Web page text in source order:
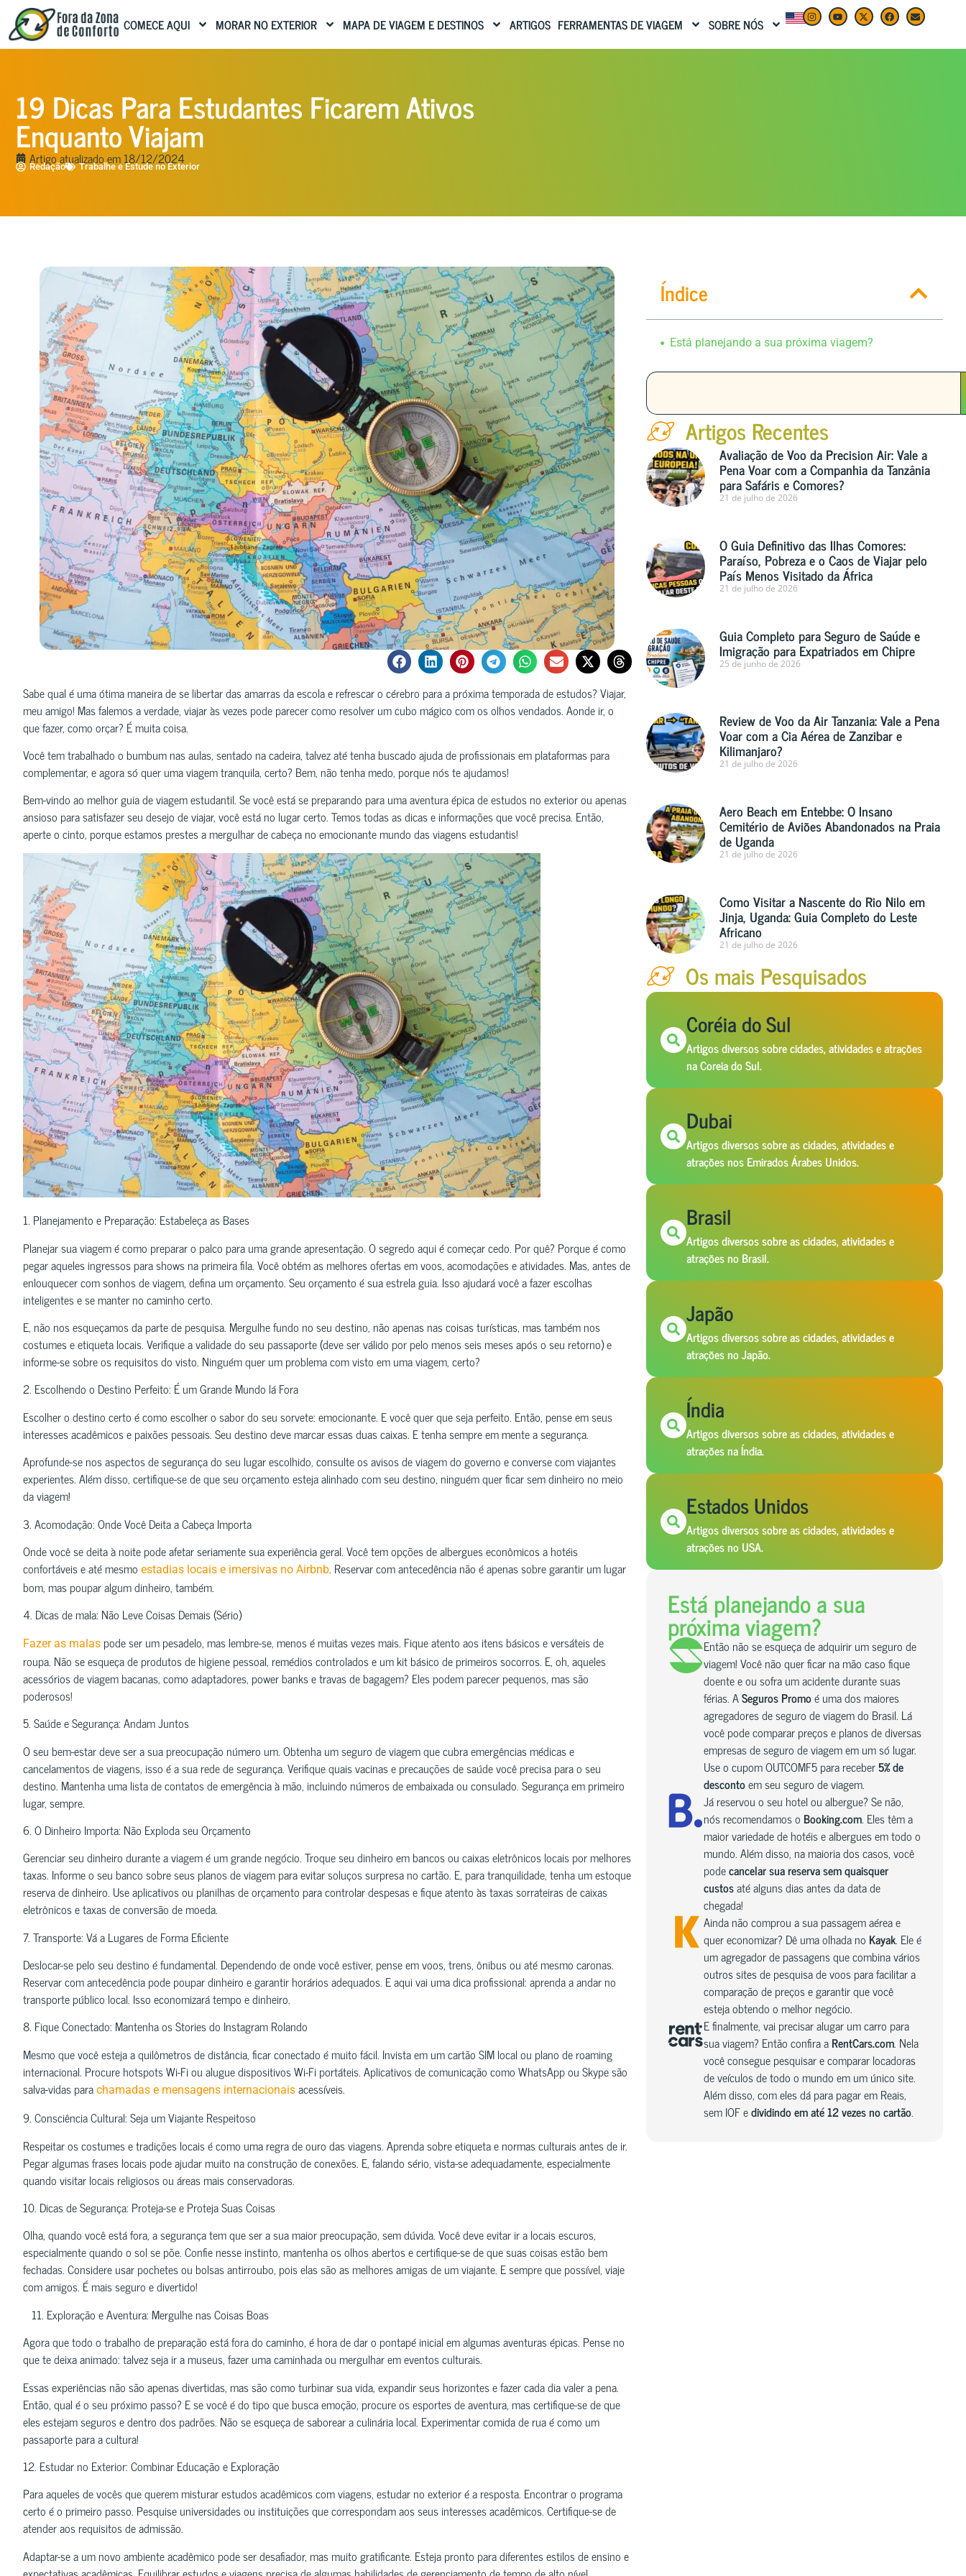
COMECE AQUI MORAR NO EXTERIOR MAPA DE VIAGEM E DESTINOS ARTIGOS FERRAMENTAS DE VIAGEM SOBRE NÓS
19 Dicas Para Estudantes Ficarem Ativos
Enquanto Viajam
Artigo atualizado em18/12/2024
Redação Trabalhe e Estude no Exterior
Sabe qual é uma ótima maneira de se libertar das amarras da escola e refrescar o cérebro para a próxima temporada de estudos? Viajar,
meu amigo! Mas falemos a verdade, viajar às vezes pode parecer como resolver um cubo mágico com os olhos vendados. Aonde ir, o
que fazer, como orçar? É muita coisa.
Você tem trabalhado o bumbum nas aulas, sentado na cadeira, talvez até tenha buscado ajuda de profissionais em plataformas para
complementar, e agora só quer uma viagem tranquila, certo? Bem, não tenha medo, porque nós te ajudamos!
Bem-vindo ao melhor guia de viagem estudantil. Se você está se preparando para uma aventura épica de estudos no exterior ou apenas
ansioso para satisfazer seu desejo de viajar, você está no lugar certo. Temos todas as dicas e informações que você precisa. Então,
aperte o cinto, porque estamos prestes a mergulhar de cabeça no emocionante mundo das viagens estudantis!
1. Planejamento e Preparação: Estabeleça as Bases
Planejar sua viagem é como preparar o palco para uma grande apresentação. O segredo aqui é começar cedo. Por quê? Porque é como
pegar aqueles ingressos para shows na primeira fila. Você obtém as melhores ofertas em voos, acomodações e atividades. Mas, antes de
enlouquecer com sonhos de viagem, defina um orçamento. Seu orçamento é sua estrela guia. Isso ajudará você a fazer escolhas
inteligentes e se manter no caminho certo.
E, não nos esqueçamos da parte de pesquisa. Mergulhe fundo no seu destino, não apenas nas coisas turísticas, mas também nos
costumes e etiqueta locais. Verifique a validade do seu passaporte (deve ser válido por pelo menos seis meses após o seu retorno) e
informe-se sobre os requisitos do visto. Ninguém quer um problema com visto em uma viagem, certo?
2. Escolhendo o Destino Perfeito: É um Grande Mundo lá Fora
Escolher o destino certo é como escolher o sabor do seu sorvete: emocionante. E você quer que seja perfeito. Então, pense em seus
interesses acadêmicos e paixões pessoais. Seu destino deve marcar essas duas caixas. E tenha sempre em mente a segurança.
Aprofunde-se nos aspectos de segurança do seu lugar escolhido, consulte os avisos de viagem do governo e converse com viajantes
experientes. Além disso, certifique-se de que seu orçamento esteja alinhado com seu destino, ninguém quer ficar sem dinheiro no meio
da viagem!
3. Acomodação: Onde Você Deita a Cabeça Importa
Onde você se deita à noite pode afetar seriamente sua experiência geral. Você tem opções de albergues econômicos a hotéis
confortáveis e até mesmo estadias locais e imersivas no Airbnb. Reservar com antecedência não é apenas sobre garantir um lugar
bom, mas poupar algum dinheiro, também.
4. Dicas de mala: Não Leve Coisas Demais (Sério)
Fazer as malas pode ser um pesadelo, mas lembre-se, menos é muitas vezes mais. Fique atento aos itens básicos e versáteis de
roupa. Não se esqueça de produtos de higiene pessoal, remédios controlados e um kit básico de primeiros socorros. E, oh, aqueles
acessórios de viagem bacanas, como adaptadores, power banks e travas de bagagem? Eles podem parecer pequenos, mas são
poderosos!
5. Saúde e Segurança: Andam Juntos
O seu bem-estar deve ser a sua preocupação número um. Obtenha um seguro de viagem que cubra emergências médicas e
cancelamentos de viagens, isso é a sua rede de segurança. Verifique quais vacinas e precauções de saúde você precisa para o seu
destino. Mantenha uma lista de contatos de emergência à mão, incluindo números de embaixada ou consulado. Segurança em primeiro
lugar, sempre.
6. O Dinheiro Importa: Não Exploda seu Orçamento
Gerenciar seu dinheiro durante a viagem é um grande negócio. Troque seu dinheiro em bancos ou caixas eletrônicos locais por melhores
taxas. Informe o seu banco sobre seus planos de viagem para evitar soluços surpresa no cartão. E, para tranquilidade, tenha um estoque
reserva de dinheiro. Use aplicativos ou planilhas de orçamento para controlar despesas e fique atento às taxas sorrateiras de caixas
eletrônicos e taxas de conversão de moeda.
7. Transporte: Vá a Lugares de Forma Eficiente
Deslocar-se pelo seu destino é fundamental. Dependendo de onde você estiver, pense em voos, trens, ônibus ou até mesmo caronas.
Reservar com antecedência pode poupar dinheiro e garantir horários adequados. E aqui vai uma dica profissional: aprenda a andar no
transporte público local. Isso economizará tempo e dinheiro.
8. Fique Conectado: Mantenha os Stories do Instagram Rolando
Mesmo que você esteja a quilômetros de distância, ficar conectado é muito fácil. Invista em um cartão SIM local ou plano de roaming
internacional. Procure hotspots Wi-Fi ou alugue dispositivos Wi-Fi portáteis. Aplicativos de comunicação como WhatsApp ou Skype são
salva-vidas para chamadas e mensagens internacionais acessíveis.
9. Consciência Cultural: Seja um Viajante Respeitoso
Respeitar os costumes e tradições locais é como uma regra de ouro das viagens. Aprenda sobre etiqueta e normas culturais antes de ir.
Pegar algumas frases locais pode ajudar muito na construção de conexões. E, falando sério, vista-se adequadamente, especialmente
quando visitar locais religiosos ou áreas mais conservadoras.
10. Dicas de Segurança: Proteja-se e Proteja Suas Coisas
Olha, quando você está fora, a segurança tem que ser a sua maior preocupação, sem dúvida. Você deve evitar ir a locais escuros,
especialmente quando o sol se põe. Confie nesse instinto, mantenha os olhos abertos e certifique-se de que suas coisas estão bem
fechadas. Considere usar pochetes ou bolsas antirroubo, pois elas são as melhores amigas de um viajante. E sempre que possível, viaje
com amigos. É mais seguro e divertido!
11. Exploração e Aventura: Mergulhe nas Coisas Boas
Agora que todo o trabalho de preparação está fora do caminho, é hora de dar o pontapé inicial em algumas aventuras épicas. Pense no
que te deixa animado: talvez seja ir a museus, fazer uma caminhada ou mergulhar em eventos culturais.
Essas experiências não são apenas divertidas, mas são como turbinar sua vida, expandir seus horizontes e fazer cada dia valer a pena.
Então, qual é o seu próximo passo? E se você é do tipo que busca emoção, procure os esportes de aventura, mas certifique-se de que
eles estejam seguros e dentro dos padrões. Não se esqueça de saborear a culinária local. Experimentar comida de rua é como um
passaporte para a cultura!
12. Estudar no Exterior: Combinar Educação e Exploração
Para aqueles de vocês que querem misturar estudos acadêmicos com viagens, estudar no exterior é a resposta. Encontrar o programa
certo é o primeiro passo. Pesquise universidades ou instituições que correspondam aos seus interesses acadêmicos. Certifique-se de
atender aos requisitos de admissão.
Adaptar-se a um novo ambiente acadêmico pode ser desafiador, mas muito gratificante. Esteja pronto para diferentes estilos de ensino e
Índice
Está planejando a sua próxima viagem?
Artigos Recentes
Avaliação de Voo da Precision Air: Vale a
Pena Voar com a Companhia da Tanzânia
para Safáris e Comores?
21 de julho de 2026
O Guia Definitivo das Ilhas Comores:
Paraíso, Pobreza e o Caos de Viajar pelo
País Menos Visitado da África
21 de julho de 2026
Guia Completo para Seguro de Saúde e
Imigração para Expatriados em Chipre
25 de junho de 2026
Review de Voo da Air Tanzania: Vale a Pena
Voar com a Cia Aérea de Zanzibar e
Kilimanjaro?
21 de julho de 2026
Aero Beach em Entebbe: O Insano
Cemitério de Aviões Abandonados na Praia
de Uganda
21 de julho de 2026
Como Visitar a Nascente do Rio Nilo em
Jinja, Uganda: Guia Completo do Leste
Africano
21 de julho de 2026
Os mais Pesquisados
Coréia do Sul
Artigos diversos sobre cidades, atividades e atrações
na Coreia do Sul.
Dubai
Artigos diversos sobre as cidades, atividades e
atrações nos Emirados Árabes Unidos.
Brasil
Artigos diversos sobre as cidades, atividades e
atrações no Brasil.
Japão
Artigos diversos sobre as cidades, atividades e
atrações no Japão.
Índia
Artigos diversos sobre as cidades, atividades e
atrações na Índia.
Estados Unidos
Artigos diversos sobre as cidades, atividades e
atrações no USA.
Está planejando a sua
próxima viagem?
Então não se esqueça de adquirir um seguro de
viagem! Você não quer ficar na mão caso fique
doente e ou sofra um acidente durante suas
férias. ASeguros Promoé uma dos maiores
agregadores de seguro de viagem do Brasil. Lá
você pode comparar preços e planos de diversas
empresas de seguro de viagem em um só lugar.
Use o cupom OUTCOMF5 para receber5% de
descontoem seu seguro de viagem.
Já reservou o seu hotel ou albergue? Se não,
nós recomendamos o Booking.com. Eles têm a
maior variedade de hotéis e albergues em todo o
mundo. Além disso, na maioria dos casos, você
podecancelar sua reserva sem quaisquer
custosaté alguns dias antes da data de
chegada!
Ainda não comprou a sua passagem aérea e
quer economizar? Dê uma olhada no Kayak. Ele é
um agregador de passagens que combina vários
outros sites de pesquisa de voos para facilitar a
comparação de preços e garantir que você
esteja obtendo o melhor negócio.
E finalmente, vai precisar alugar um carro para
sua viagem? Então confira aRentCars.com. Nela
você consegue pesquisar e comparar locadoras
de veículos de todo o mundo em um único site.
Além disso, com eles dá para pagar em Reais,
sem IOF edividindo em até 12 vezes no cartão.